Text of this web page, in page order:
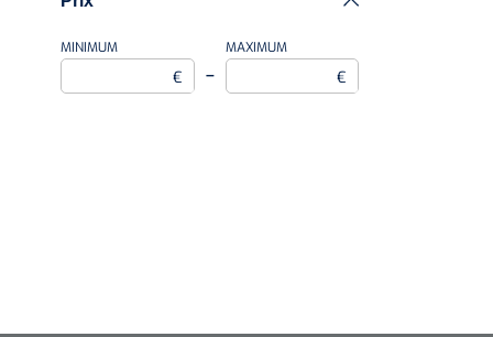
MINIMUM
€ –
MAXIMUM
€